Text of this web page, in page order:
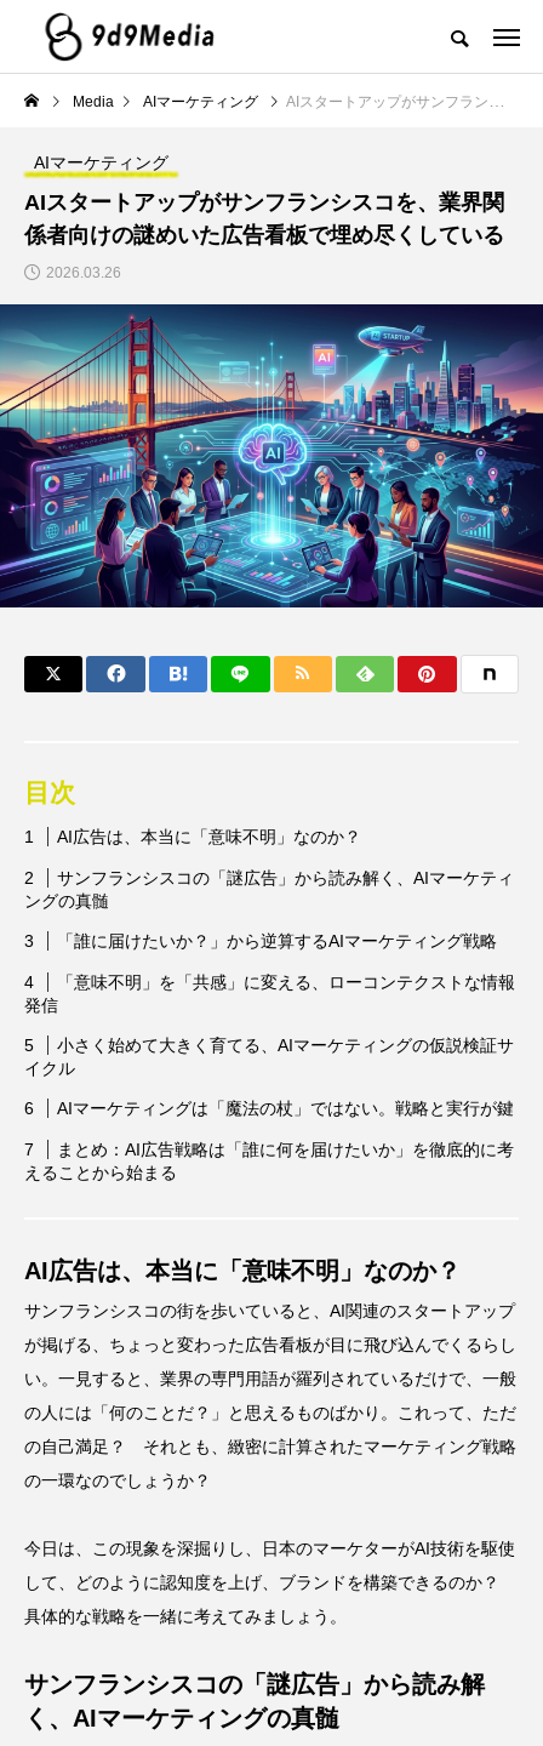
Media AIマーケティング AIスタートアップがサンフランシスコを、業界関係者向けの謎めいた広告看板で埋め尽くしている
AIマーケティング
AIスタートアップがサンフランシスコを、業界関
係者向けの謎めいた広告看板で埋め尽くしている
2026.03.26
目次
AI広告は、本当に「意味不明」なのか？
サンフランシスコの「謎広告」から読み解く、AIマーケティ
ングの真髄
「誰に届けたいか？」から逆算するAIマーケティング戦略
「意味不明」を「共感」に変える、ローコンテクストな情報
発信
小さく始めて大きく育てる、AIマーケティングの仮説検証サ
イクル
AIマーケティングは「魔法の杖」ではない。戦略と実行が鍵
まとめ：AI広告戦略は「誰に何を届けたいか」を徹底的に考
えることから始まる
AI広告は、本当に「意味不明」なのか？
サンフランシスコの街を歩いていると、AI関連のスタートアップ
が掲げる、ちょっと変わった広告看板が目に飛び込んでくるらし
い。一見すると、業界の専門用語が羅列されているだけで、一般
の人には「何のことだ？」と思えるものばかり。これって、ただ
の自己満足？ それとも、緻密に計算されたマーケティング戦略
の一環なのでしょうか？
今日は、この現象を深掘りし、日本のマーケターがAI技術を駆使
して、どのように認知度を上げ、ブランドを構築できるのか？
具体的な戦略を一緒に考えてみましょう。
サンフランシスコの「謎広告」から読み解
く、AIマーケティングの真髄